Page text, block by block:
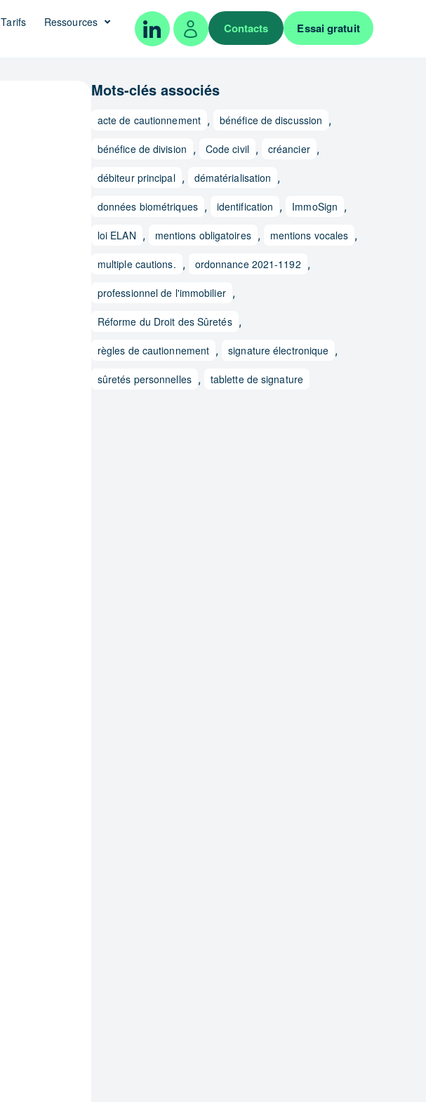
Tarifs Ressources Contacts Essai gratuit
Mots-clés associés
acte de cautionnement , bénéfice de discussion ,
bénéfice de division , Code civil , créancier ,
débiteur principal , dématérialisation ,
données biométriques , identification , ImmoSign ,
loi ELAN , mentions obligatoires , mentions vocales ,
multiple cautions. , ordonnance 2021-1192 ,
professionnel de l'immobilier ,
Réforme du Droit des Sûretés ,
règles de cautionnement , signature électronique ,
sûretés personnelles , tablette de signature